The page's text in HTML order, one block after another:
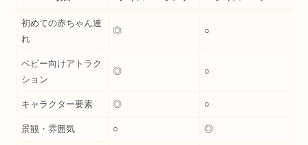
初めての赤ちゃん連
れ
◎ ○
ベビー向けアトラク
ション
◎ ○
キャラクター要素 ◎ ○
景観・雰囲気 ○ ◎